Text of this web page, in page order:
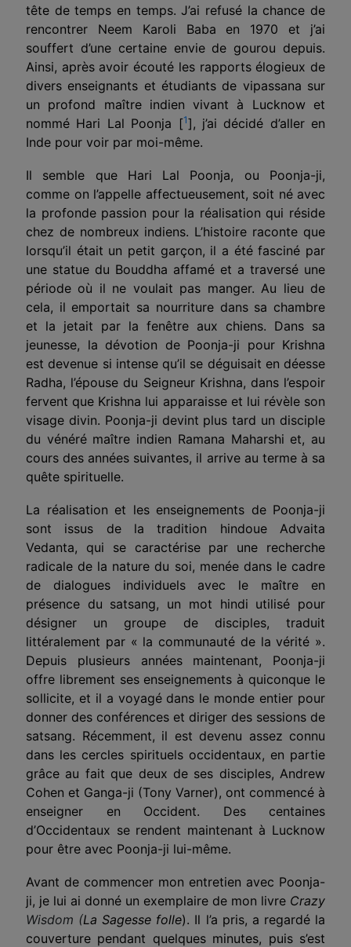
tête de temps en temps. J’ai refusé la chance de
rencontrer Neem Karoli Baba en 1970 et j’ai
souffert d’une certaine envie de gourou depuis.
Ainsi, après avoir écouté les rapports élogieux de
divers enseignants et étudiants de vipassana sur
un profond maître indien vivant à Lucknow et
nommé Hari Lal Poonja [1], j’ai décidé d’aller en
Inde pour voir par moi-même.
Il semble que Hari Lal Poonja, ou Poonja-ji,
comme on l’appelle affectueusement, soit né avec
la profonde passion pour la réalisation qui réside
chez de nombreux indiens. L’histoire raconte que
lorsqu’il était un petit garçon, il a été fasciné par
une statue du Bouddha affamé et a traversé une
période où il ne voulait pas manger. Au lieu de
cela, il emportait sa nourriture dans sa chambre
et la jetait par la fenêtre aux chiens. Dans sa
jeunesse, la dévotion de Poonja-ji pour Krishna
est devenue si intense qu’il se déguisait en déesse
Radha, l’épouse du Seigneur Krishna, dans l’espoir
fervent que Krishna lui apparaisse et lui révèle son
visage divin. Poonja-ji devint plus tard un disciple
du vénéré maître indien Ramana Maharshi et, au
cours des années suivantes, il arrive au terme à sa
quête spirituelle.
La réalisation et les enseignements de Poonja-ji
sont issus de la tradition hindoue Advaita
Vedanta, qui se caractérise par une recherche
radicale de la nature du soi, menée dans le cadre
de dialogues individuels avec le maître en
présence du satsang, un mot hindi utilisé pour
désigner un groupe de disciples, traduit
littéralement par « la communauté de la vérité ».
Depuis plusieurs années maintenant, Poonja-ji
offre librement ses enseignements à quiconque le
sollicite, et il a voyagé dans le monde entier pour
donner des conférences et diriger des sessions de
satsang. Récemment, il est devenu assez connu
dans les cercles spirituels occidentaux, en partie
grâce au fait que deux de ses disciples, Andrew
Cohen et Ganga-ji (Tony Varner), ont commencé à
enseigner en Occident. Des centaines
d’Occidentaux se rendent maintenant à Lucknow
pour être avec Poonja-ji lui-même.
Avant de commencer mon entretien avec Poonja-
ji, je lui ai donné un exemplaire de mon livre Crazy
Wisdom (La Sagesse folle). Il l’a pris, a regardé la
couverture pendant quelques minutes, puis s’est